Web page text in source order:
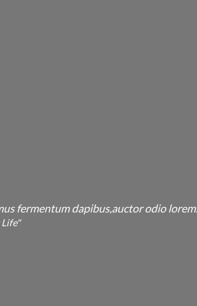
fermentum dapibus,auctor odio lorem.
Life"